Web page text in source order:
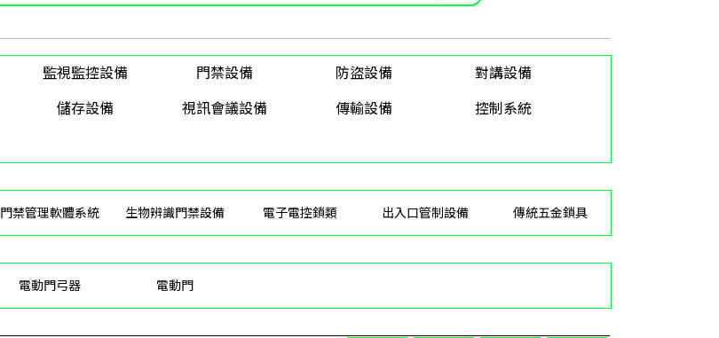
監視監控設備 門禁設備 防盜設備
對講設備
儲存設備 視訊會議設備 傳輸設備
控制系統
門禁管理軟體系統 生物辨識門禁設備 電子電控鎖類 出入口管制設備 傳統五金鎖具
電動門弓器 電動門